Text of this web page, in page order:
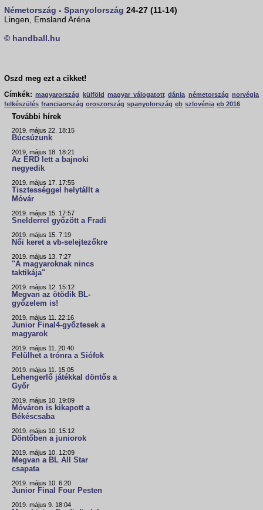
Németország - Spanyolország 24-27 (11-14)
Lingen, Emsland Aréna
© handball.hu
Oszd meg ezt a cikket!
Címkék: magyarország külföld magyar válogatott dánia németország norvégia
felkészülés franciaország oroszország spanyolország eb szlovénia eb 2016
További hírek
2019. május 22. 18:15
Búcsúzunk
2019. május 18. 18:21
Az ÉRD lett a bajnoki
negyedik
2019. május 17. 17:55
Tisztességgel helytállt a
Móvár
2019. május 15. 17:57
Snelderrel győzött a Fradi
2019. május 15. 7:19
Női keret a vb-selejtezőkre
2019. május 13. 7:27
"A magyaroknak nincs
taktikája"
2019. május 12. 15:12
Megvan az ötödik BL-
győzelem is!
2019. május 11. 22:16
Junior Final4-győztesek a
magyarok
2019. május 11. 20:40
Felülhet a trónra a Siófok
2019. május 11. 15:05
Lehengerlő játékkal döntős a
Győr
2019. május 10. 19:09
Móváron is kikapott a
Békéscsaba
2019. május 10. 15:12
Döntőben a juniorok
2019. május 10. 12:09
Megvan a BL All Star
csapata
2019. május 10. 6:20
Junior Final Four Pesten
2019. május 9. 18:04